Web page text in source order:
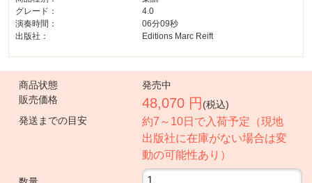
グレード：
4.0
演奏時間：
06分09秒
出版社：
Editions Marc Reift
商品状態
発売中
販売価格
48,070 円 (税込)
発送までの目安
約7～10日で入荷予定（現地
出版社に在庫がない場合は変
動の可能性あり）